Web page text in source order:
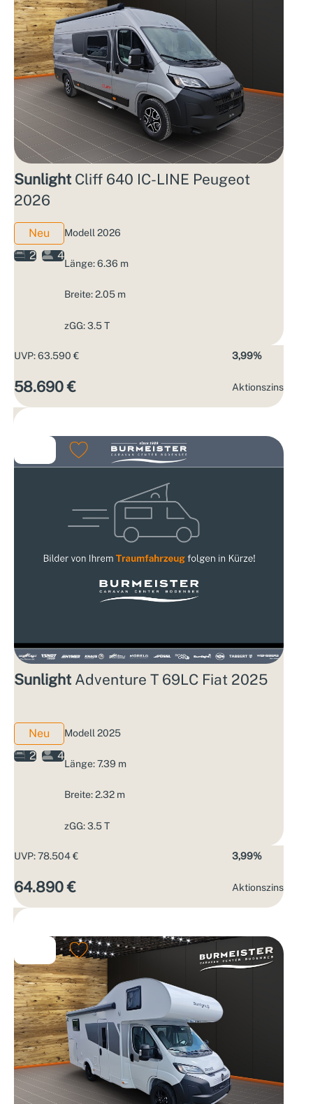
Sunlight Cliff 640 IC-LINE Peugeot
2026
Neu
2
4
Modell 2026
Länge: 6.36 m
Breite: 2.05 m
zGG: 3.5 T
UVP: 63.590 €
58.690 €
3,99%
Aktions­zins
Sunlight Adventure T 69LC Fiat 2025
Neu
2
4
Modell 2025
Länge: 7.39 m
Breite: 2.32 m
zGG: 3.5 T
UVP: 78.504 €
64.890 €
3,99%
Aktions­zins